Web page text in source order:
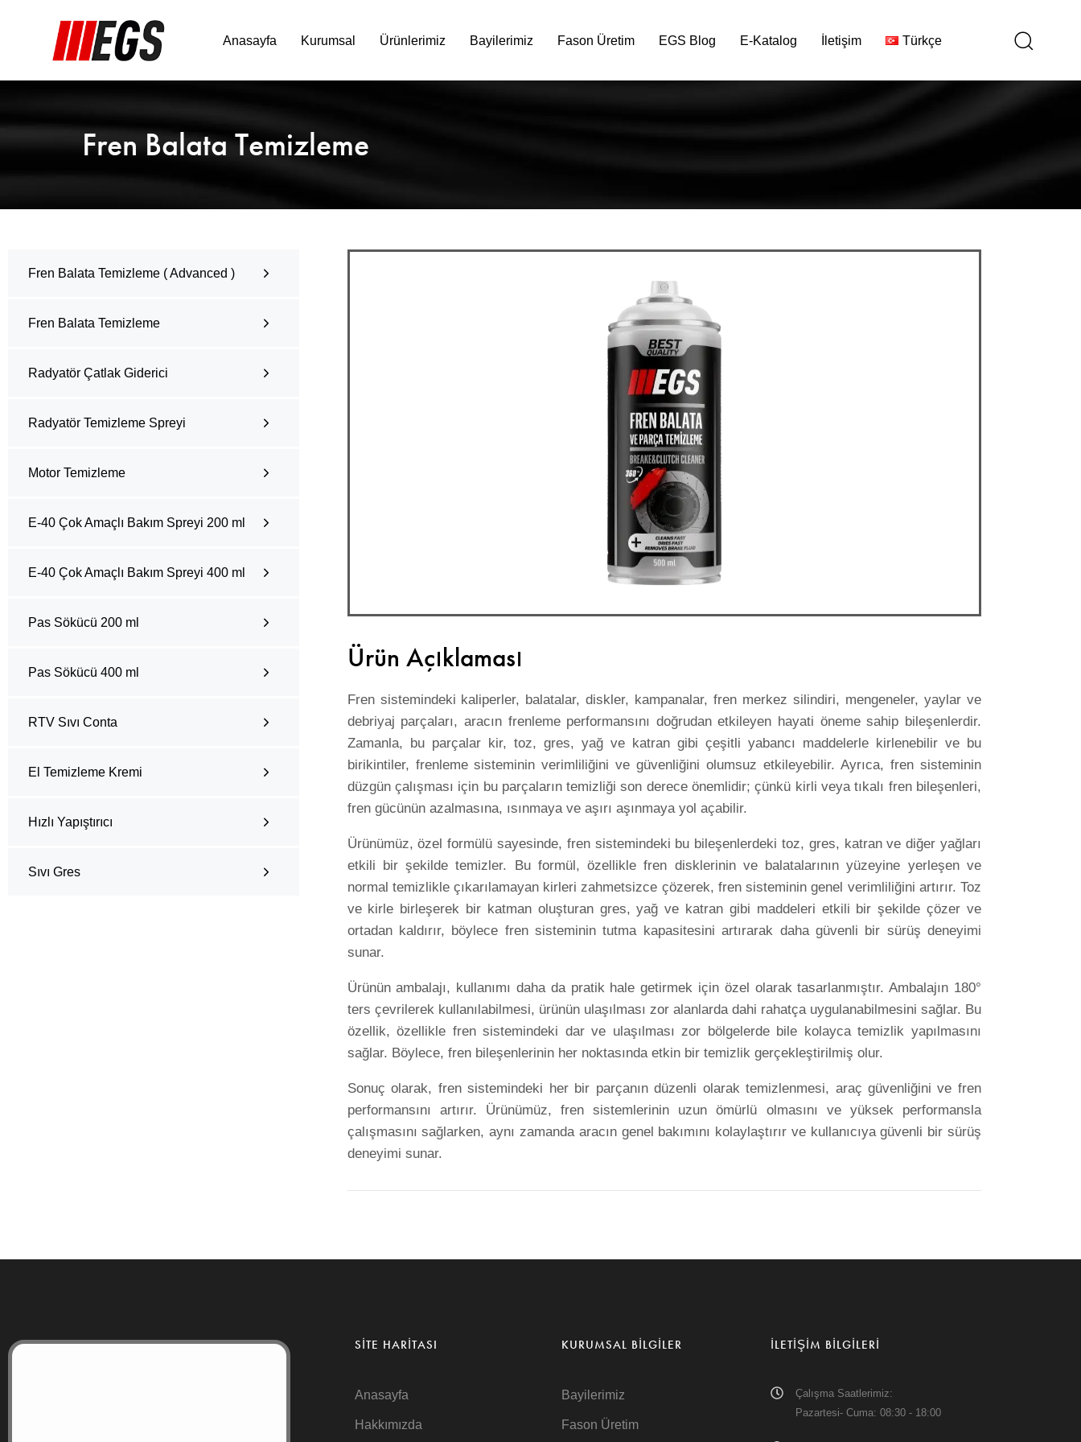
Anasayfa Kurumsal Ürünlerimiz Bayilerimiz Fason Üretim EGS Blog E-Katalog İletişim Türkçe
Kelimeyi yazıp enter tuşuna basınız..
Fren Balata Temizleme
Fren Balata Temizleme ( Advanced )
Fren Balata Temizleme
Radyatör Çatlak Giderici
Radyatör Temizleme Spreyi
Motor Temizleme
E-40 Çok Amaçlı Bakım Spreyi 200 ml
E-40 Çok Amaçlı Bakım Spreyi 400 ml
Pas Sökücü 200 ml
Pas Sökücü 400 ml
RTV Sıvı Conta
El Temizleme Kremi
Hızlı Yapıştırıcı
Sıvı Gres
Ürün Açıklaması
Fren sistemindeki kaliperler, balatalar, diskler, kampanalar, fren merkez silindiri, mengeneler, yaylar ve
debriyaj parçaları, aracın frenleme performansını doğrudan etkileyen hayati öneme sahip bileşenlerdir.
Zamanla, bu parçalar kir, toz, gres, yağ ve katran gibi çeşitli yabancı maddelerle kirlenebilir ve bu
birikintiler, frenleme sisteminin verimliliğini ve güvenliğini olumsuz etkileyebilir. Ayrıca, fren sisteminin
düzgün çalışması için bu parçaların temizliği son derece önemlidir; çünkü kirli veya tıkalı fren bileşenleri,
fren gücünün azalmasına, ısınmaya ve aşırı aşınmaya yol açabilir.
Ürünümüz, özel formülü sayesinde, fren sistemindeki bu bileşenlerdeki toz, gres, katran ve diğer yağları
etkili bir şekilde temizler. Bu formül, özellikle fren disklerinin ve balatalarının yüzeyine yerleşen ve
normal temizlikle çıkarılamayan kirleri zahmetsizce çözerek, fren sisteminin genel verimliliğini artırır. Toz
ve kirle birleşerek bir katman oluşturan gres, yağ ve katran gibi maddeleri etkili bir şekilde çözer ve
ortadan kaldırır, böylece fren sisteminin tutma kapasitesini artırarak daha güvenli bir sürüş deneyimi
sunar.
Ürünün ambalajı, kullanımı daha da pratik hale getirmek için özel olarak tasarlanmıştır. Ambalajın 180°
ters çevrilerek kullanılabilmesi, ürünün ulaşılması zor alanlarda dahi rahatça uygulanabilmesini sağlar. Bu
özellik, özellikle fren sistemindeki dar ve ulaşılması zor bölgelerde bile kolayca temizlik yapılmasını
sağlar. Böylece, fren bileşenlerinin her noktasında etkin bir temizlik gerçekleştirilmiş olur.
Sonuç olarak, fren sistemindeki her bir parçanın düzenli olarak temizlenmesi, araç güvenliğini ve fren
performansını artırır. Ürünümüz, fren sistemlerinin uzun ömürlü olmasını ve yüksek performansla
çalışmasını sağlarken, aynı zamanda aracın genel bakımını kolaylaştırır ve kullanıcıya güvenli bir sürüş
deneyimi sunar.
SITE HARITASI
Anasayfa
Hakkımızda
KURUMSAL BILGILER
Bayilerimiz
Fason Üretim
ILETIŞIM BILGILERI
Çalışma Saatlerimiz:
Pazartesi- Cuma: 08:30 - 18:00